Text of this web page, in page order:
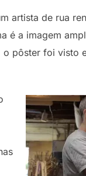
artista de rua
é a imagem
pôster foi visto